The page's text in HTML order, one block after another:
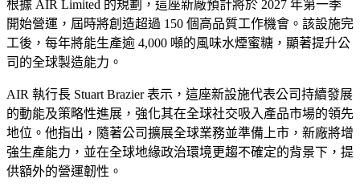
根據 AIR Limited 的規劃，這座新廠預計將於 2027 年第一季
開始營運，屆時將創造超過 150 個高品質工作機會。該設施完
工後，每年將能生產逾 4,000 噸的風味水煙蜜糖，顯著提升公
司的全球製造能力。
AIR 執行長 Stuart Brazier 表示，這座新設施代表公司持續發展
的動能及策略性進展，強化其在全球社交吸入產品市場的領先
地位。他指出，隨著公司擴展全球業務並準備上市，新廠將增
強生產能力，並在全球地緣政治環境更趨不確定的背景下，提
供額外的營運韌性。